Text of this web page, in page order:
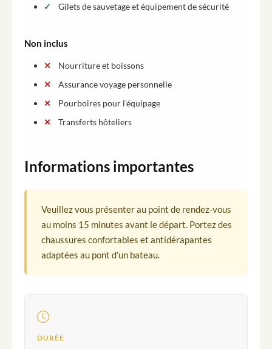
Gilets de sauvetage et équipement de sécurité
Non inclus
Nourriture et boissons
Assurance voyage personnelle
Pourboires pour l'équipage
Transferts hôteliers
Informations importantes
Veuillez vous présenter au point de rendez-vous
au moins 15 minutes avant le départ. Portez des
chaussures confortables et antidérapantes
adaptées au pont d'un bateau.
DURÉE